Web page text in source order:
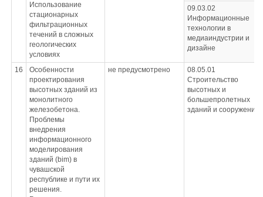
Использование
стационарных
фильтрационных
течений в сложных
геологических
условиях
09.03.02
Информационные
технологии в
медиаиндустрии и
дизайне
16
Особенности
проектирования
высотных зданий из
монолитного
железобетона.
Проблемы
внедрения
информационного
моделирования
зданий (bim) в
чувашской
республике и пути их
решения.
не предусмотрено
08.05.01
Строительство
высотных и
большепролетных
зданий и сооружений